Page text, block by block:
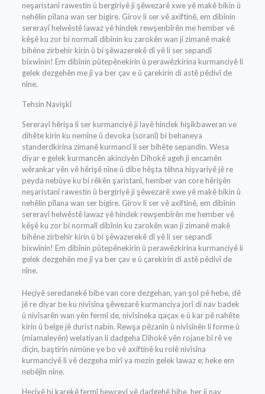
neşaristanî rawestin û bergiriyê ji şêwezarê xwe yê makê bikin û
nehêlin pîlana wan ser bigire. Girov li ser vê axiftinê, em dibînin
sererayî helwêstê lawaz yê hindek rewşenbîrên me hember vê
kêşê ku zor bi normalî dibînin ku zarokên wan ji zimanê makê
bihêne zirbehir kirin û bi şêwazerekê dî yê li ser sepandî
bixwînin! Em dibînin pûtepênekirin û perawêzkirina kurmanciyê li
gelek dezgehên me jî ya ber çav e û çarekirin di astê pêdivî de
nîne.
Tehsin Navişkî
Sererayî hêrişa li ser kurmanciyê ji layê hindek hişikbaweran ve
dihête kirin ku nemîne û devoka (soranî) bi behaneya
standerdkirina zimanê kurmancî li ser bihête sepandin. Wesa
diyar e gelek kurmancên akinciyên Dihokê ageh ji encamên
wêrankar yên vê hêrişê nîne û dibe hêşta têhna hişyariyê jê re
peyda nebûye ku bi rêkên şaristanî, hember van core hêrişên
neşaristanî rawestin û bergiriyê ji şêwezarê xwe yê makê bikin û
nehêlin pîlana wan ser bigire. Girov li ser vê axiftinê, em dibînin
sererayî helwêstê lawaz yê hindek rewşenbîrên me hember vê
kêşê ku zor bi normalî dibînin ku zarokên wan ji zimanê makê
bihêne zirbehir kirin û bi şêwazerekê dî yê li ser sepandî
bixwînin! Em dibînin pûtepênekirin û perawêzkirina kurmanciyê li
gelek dezgehên me jî ya ber çav e û çarekirin di astê pêdivî de
nîne.
Heçiyê seredanekê bibe van core dezgehan, yan şol pê hebe, dê
jê re diyar be ku nivîsîna şêwezarê kurmanciya jorî di nav badek
û nivîsarên wan yên fermî de, nivîsîneka qaçax e û kar pê nahête
kirin û belge jê durist nabin. Rewşa pêzanîn û nivîsînên li forme û
(miamaleyên) welatiyan li dadgeha Dihokê yên rojane bi rê ve
diçin, baştirîn nimûne ye bo vê axiftinê ku rolê nivîsîna
kurmanciyê li vê dezgeha mîrî ya mezin gelek lawaz e; heke em
nebêjin nîne.
Heçiyê bi karekê fermî hewceyî vê dadgehê bibe, her ji nav